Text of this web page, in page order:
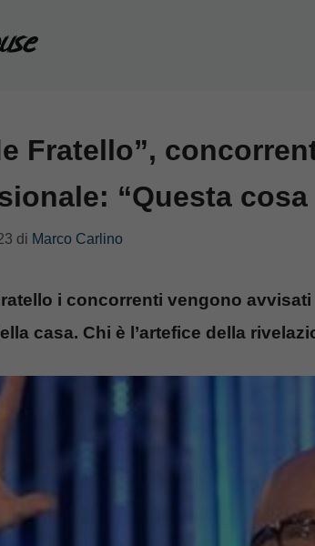
Fratello”,
“Questa
di Marco Carlino
i concorrenti vengono
casa. Chi è l’artefice della